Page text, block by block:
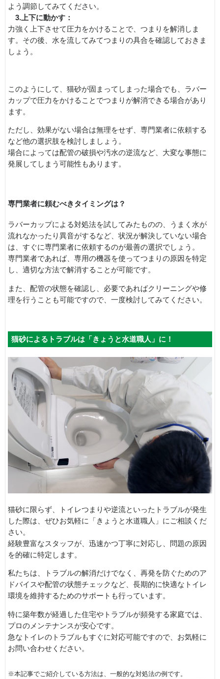
よう調節してみてください。
3.上下に動かす：
力強く上下させて圧力をかけることで、つまりを解消しま
す。その後、水を流してみてつまりの具合を確認しておきま
しょう。
このようにして、猫砂が固まってしまった場合でも、ラバー
カップで圧力をかけることでつまりが解消できる場合があり
ます。
ただし、効果がない場合は無理をせず、専門業者に依頼する
など他の選択肢を検討しましょう。
場合によっては配管の破損や汚水の逆流など、大変な事態に
発展してしまう可能性もあります。
専門業者に頼むべきタイミングは？
ラバーカップによる対処法を試してみたものの、うまく水が
流れなかったり異音がするなど、状況が解決していない場合
は、すぐに専門業者に依頼するのが最善の選択でしょう。
専門業者であれば、専用の機器を使ってつまりの原因を特定
し、適切な方法で解消することが可能です。
また、配管の状態を確認し、必要であればクリーニングや修
理を行うことも可能ですので、一度検討してみてください。
猫砂によるトラブルは「きょうと水道職人」に！
猫砂に限らず、トイレつまりや逆流といったトラブルが発生
した際は、ぜひお気軽に「きょうと水道職人」にご相談くだ
さい。
経験豊富なスタッフが、迅速かつ丁寧に対応し、問題の原因
を的確に特定します。
私たちは、トラブルの解消だけでなく、再発を防ぐためのア
ドバイスや配管の状態チェックなど、長期的に快適なトイレ
環境を維持するためのサポートも行っています。
特に築年数が経過した住宅やトラブルが頻発する家庭では、
プロのメンテナンスが安心です。
急なトイレのトラブルもすぐに対応可能ですので、お気軽に
お問い合わせください。
※本記事でご紹介している方法は、一般的な対処法の例です。